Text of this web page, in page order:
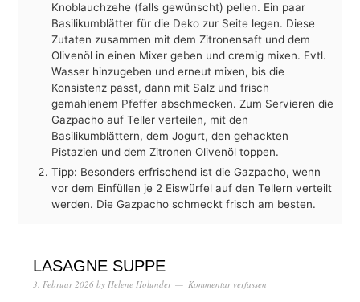
Knoblauchzehe (falls gewünscht) pellen. Ein paar
Basilikumblätter für die Deko zur Seite legen. Diese
Zutaten zusammen mit dem Zitronensaft und dem
Olivenöl in einen Mixer geben und cremig mixen. Evtl.
Wasser hinzugeben und erneut mixen, bis die
Konsistenz passt, dann mit Salz und frisch
gemahlenem Pfeffer abschmecken. Zum Servieren die
Gazpacho auf Teller verteilen, mit den
Basilikumblättern, dem Jogurt, den gehackten
Pistazien und dem Zitronen Olivenöl toppen.
Tipp: Besonders erfrischend ist die Gazpacho, wenn
vor dem Einfüllen je 2 Eiswürfel auf den Tellern verteilt
werden. Die Gazpacho schmeckt frisch am besten.
LASAGNE SUPPE
3. Februar 2026 by Helene Holunder Kommentar verfassen